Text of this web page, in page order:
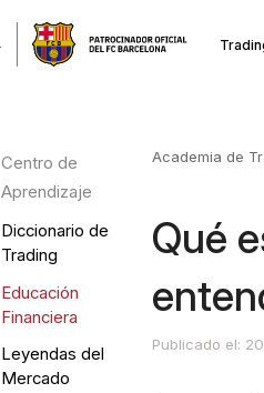
Centro de
Aprendizaje
Diccionario de
Trading
Educación
Financiera
Leyendas del
Mercado
Academia de
Qué
Publicado el: